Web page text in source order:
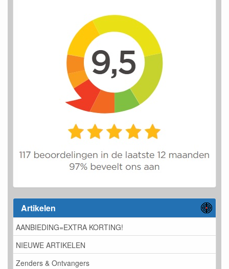
Artikelen
AANBIEDING=EXTRA KORTING!
NIEUWE ARTIKELEN
Zenders & Ontvangers